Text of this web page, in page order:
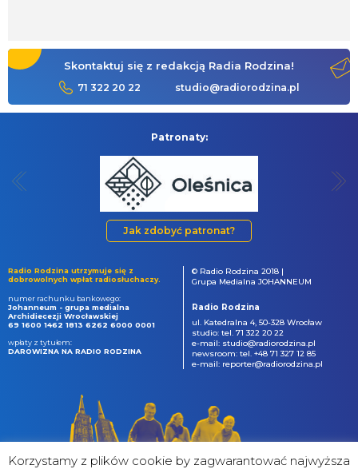
Skontaktuj się z redakcją Radia Rodzina!
71 322 20 22 studio@radiorodzina.pl
Patronaty:
Jak zdobyć patronat?
Radio Rodzina utrzymuje się z
dobrowolnych wpłat radiosłuchaczy.
numer rachunku bankowego:
Johanneum - grupa medialna
Archidiecezji Wrocławskiej
69 1600 1462 1813 6262 6000 0001
wpłaty z tytułem:
DAROWIZNA NA RADIO RODZINA
© Radio Rodzina 2018 |
Grupa Medialna JOHANNEUM
Radio Rodzina
ul. Katedralna 4, 50-328 Wrocław
studio: tel. 71 322 20 22
e-mail: studio@radiorodzina.pl
newsroom: tel. +48 71 327 12 85
e-mail: reporter@radiorodzina.pl
Korzystamy z plików cookie by zagwarantować najwyższa